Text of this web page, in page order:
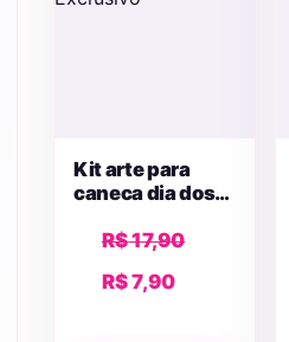
Kit arte para
caneca dia dos
2023 Exclusivo
R$17,90
R$7,90